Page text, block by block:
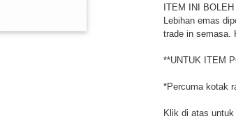
ITEM INI BOLEH
Lebihan emas
trade in semasa.
**UNTUK ITEM
*Percuma kotak
Klik di atas untuk